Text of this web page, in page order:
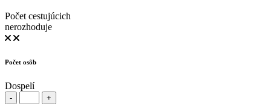
Počet cestujúcich
nerozhoduje
Počet osôb
Dospelí
- +